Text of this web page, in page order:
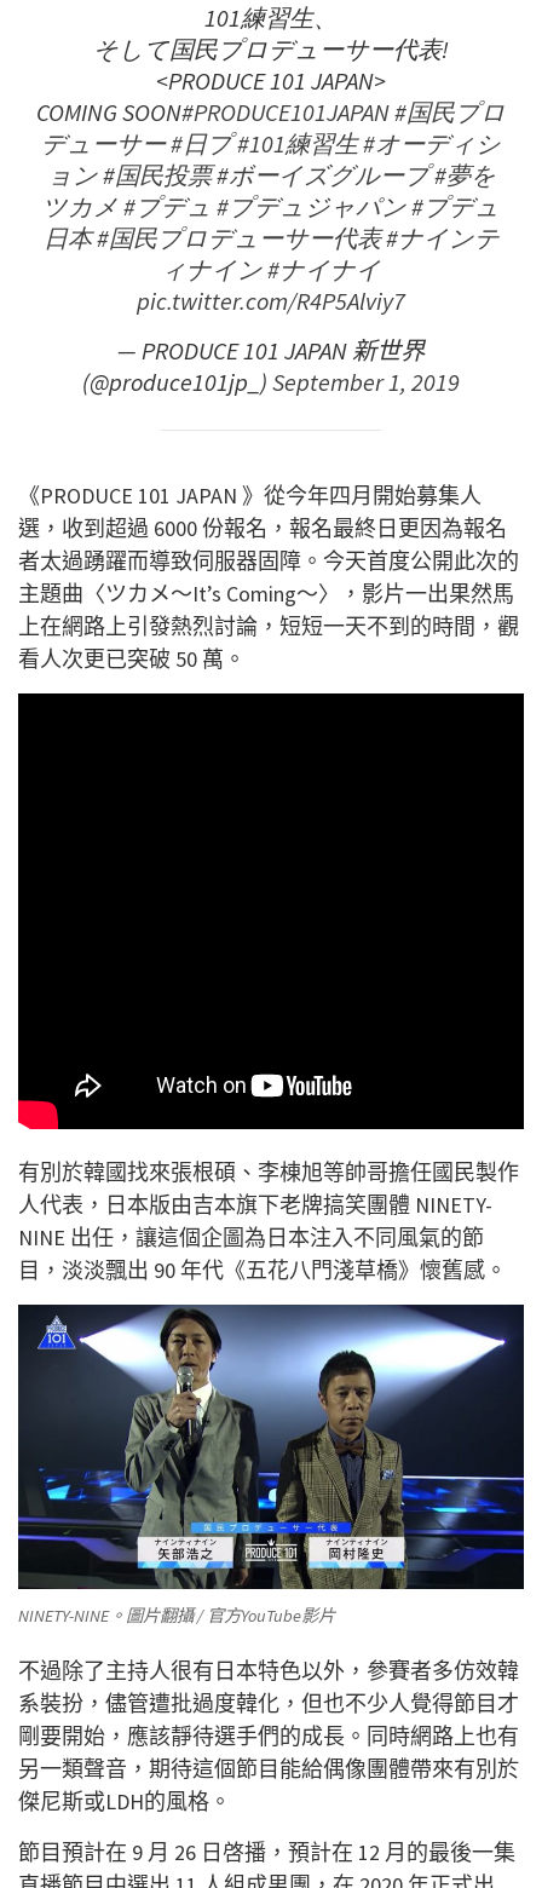
101練習生、
そして国民プロデューサー代表!
<PRODUCE 101 JAPAN>
COMING SOON#PRODUCE101JAPAN#国民プロ
デューサー#日プ#101練習生#オーディシ
ョン#国民投票#ボーイズグループ#夢を
ツカメ#プデュ #プデュジャパン#プデュ
日本#国民プロデューサー代表#ナインテ
ィナイン#ナイナイ
pic.twitter.com/R4P5Alviy7
— PRODUCE 101 JAPAN 新世界
(@produce101jp_)September 1, 2019
《PRODUCE 101 JAPAN 》從今年四月開始募集人
選，收到超過 6000 份報名，報名最終日更因為報名
者太過踴躍而導致伺服器固障。今天首度公開此次的
主題曲〈ツカメ～It’s Coming～〉，影片一出果然馬
上在網路上引發熱烈討論，短短一天不到的時間，觀
看人次更已突破 50 萬。
有別於韓國找來張根碩、李棟旭等帥哥擔任國民製作
人代表，日本版由吉本旗下老牌搞笑團體 NINETY-
NINE 出任，讓這個企圖為日本注入不同風氣的節
目，淡淡飄出 90 年代《五花八門淺草橋》懷舊感。
NINETY-NINE。圖片翻攝 / 官方YouTube影片
不過除了主持人很有日本特色以外，參賽者多仿效韓
系裝扮，儘管遭批過度韓化，但也不少人覺得節目才
剛要開始，應該靜待選手們的成長。同時網路上也有
另一類聲音，期待這個節目能給偶像團體帶來有別於
傑尼斯或LDH的風格。
節目預計在 9 月 26 日啓播，預計在 12 月的最後一集